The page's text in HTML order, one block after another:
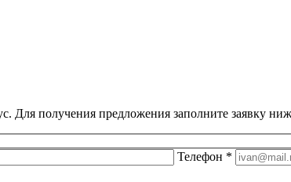
получения предложения заполните заявку
Телефон *